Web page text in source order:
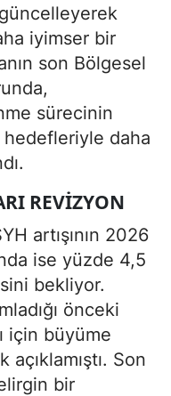
iyimser bir
son Bölgesel
sürecinin
daha
REVIZYON
artışının 2026
ise yüzde 4,5
bekliyor.
önceki
için büyüme
Son
bir